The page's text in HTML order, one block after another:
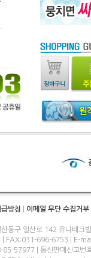
방침 이메일 무단 수집거부
동구 일산로 142 유니테크
| FAX:031-696-6753 | E-
85-57977 | 통신판매신고번